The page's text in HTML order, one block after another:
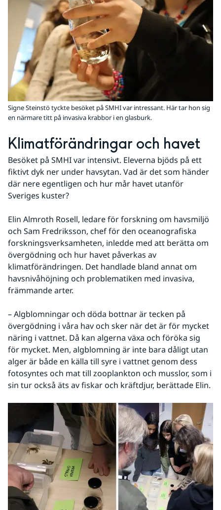
Signe Steinstö tyckte besöket på SMHI var intressant. Här tar hon sig
en närmare titt på invasiva krabbor i en glasburk.
Klimatförändringar och havet
Besöket på SMHI var intensivt. Eleverna bjöds på ett
fiktivt dyk ner under havsytan. Vad är det som händer
där nere egentligen och hur mår havet utanför
Sveriges kuster?
Elin Almroth Rosell, ledare för forskning om havsmiljö
och Sam Fredriksson, chef för den oceanografiska
forskningsverksamheten, inledde med att berätta om
övergödning och hur havet påverkas av
klimatförändringen. Det handlade bland annat om
havsnivåhöjning och problematiken med invasiva,
främmande arter.
– Algblomningar och döda bottnar är tecken på
övergödning i våra hav och sker när det är för mycket
näring i vattnet. Då kan algerna växa och föröka sig
för mycket. Men, algblomning är inte bara dåligt utan
alger är både en källa till syre i vattnet genom dess
fotosyntes och mat till zooplankton och musslor, som i
sin tur också äts av fiskar och kräftdjur, berättade Elin.